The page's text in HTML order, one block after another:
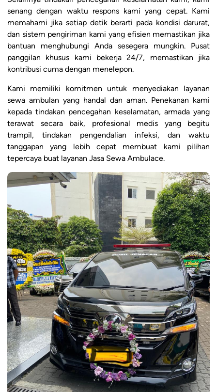
senang dengan waktu respons kami yang cepat. Kami
memahami jika setiap detik berarti pada kondisi darurat,
dan sistem pengiriman kami yang efisien memastikan jika
bantuan menghubungi Anda sesegera mungkin. Pusat
panggilan khusus kami bekerja 24/7, memastikan jika
kontribusi cuma dengan menelepon.
Kami memiliki komitmen untuk menyediakan layanan
sewa ambulan yang handal dan aman. Penekanan kami
kepada tindakan pencegahan keselamatan, armada yang
terawat secara baik, profesional medis yang begitu
trampil, tindakan pengendalian infeksi, dan waktu
tanggapan yang lebih cepat membuat kami pilihan
tepercaya buat layanan Jasa Sewa Ambulace.